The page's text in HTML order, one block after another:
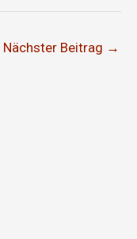
Nächster Beitrag →